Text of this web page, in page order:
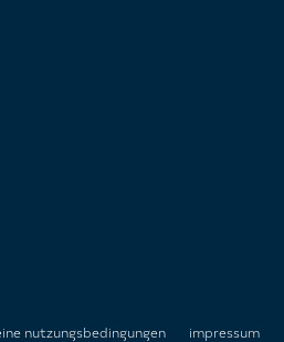
nutzungsbedingungen impressum